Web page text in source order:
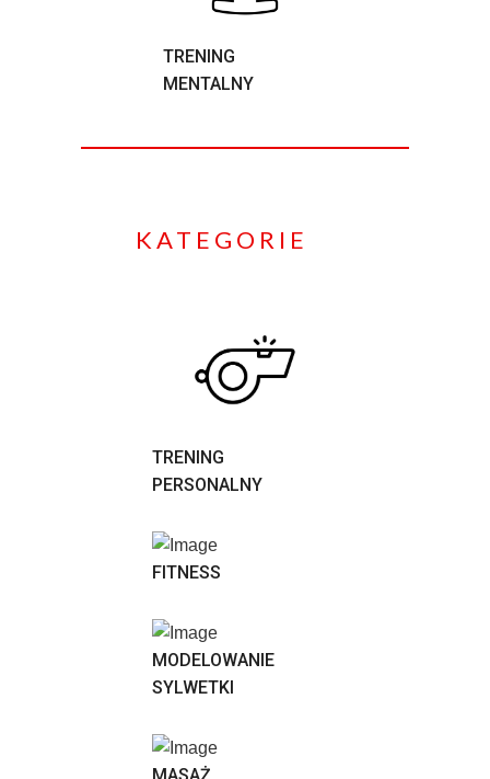
TRENING
MENTALNY
KATEGORIE
TRENING
PERSONALNY
FITNESS
MODELOWANIE
SYLWETKI
MASAŻ